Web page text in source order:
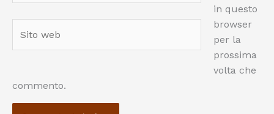
web
in questo
browser
per la
prossima
volta che
commento.